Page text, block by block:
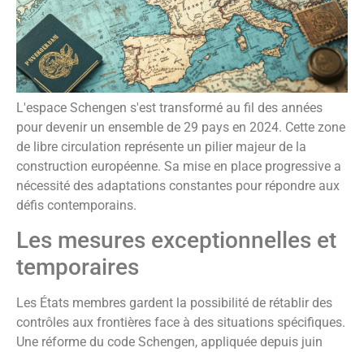
L'espace Schengen s'est transformé au fil des années
pour devenir un ensemble de 29 pays en 2024. Cette zone
de libre circulation représente un pilier majeur de la
construction européenne. Sa mise en place progressive a
nécessité des adaptations constantes pour répondre aux
défis contemporains.
Les mesures exceptionnelles et
temporaires
Les États membres gardent la possibilité de rétablir des
contrôles aux frontières face à des situations spécifiques.
Une réforme du code Schengen, appliquée depuis juin